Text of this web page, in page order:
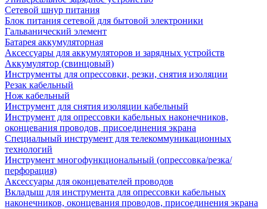
Сетевой шнур питания
Блок питания сетевой для бытовой электроники
Гальванический элемент
Батарея аккумуляторная
Аксессуары для аккумуляторов и зарядных устройств
Аккумулятор (свинцовый)
Инструменты для опрессовки, резки, снятия изоляции
Резак кабельный
Нож кабельный
Инструмент для снятия изоляции кабельный
Инструмент для опрессовки кабельных наконечников,
оконцевания проводов, присоединения экрана
Специальный инструмент для телекоммуникационных
технологий
Инструмент многофункциональный (опрессовка/резка/
перфорация)
Аксессуары для оконцевателей проводов
Вкладыш для инструмента для опрессовки кабельных
наконечников, оконцевания проводов, присоединения экрана